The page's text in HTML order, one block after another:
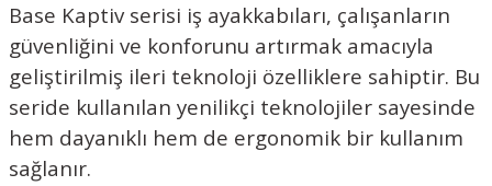
Base Kaptiv serisi iş ayakkabıları, çalışanların
güvenliğini ve konforunu artırmak amacıyla
geliştirilmiş ileri teknoloji özelliklere sahiptir. Bu
seride kullanılan yenilikçi teknolojiler sayesinde
hem dayanıklı hem de ergonomik bir kullanım
sağlanır.